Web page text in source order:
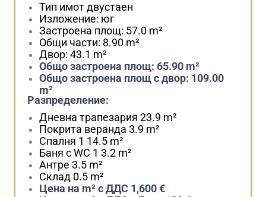
Тип имотдвустаен
Изложение: юг
Застроена площ: 57.0 m²
Общи части: 8.90 m²
Двор: 43.1 m²
Общо застроена площ: 65.90 m²
Общо застроена площ с двор: 109.00
m²
Разпределение:
Дневна трапезария 23.9 m²
Покрита веранда 3.9 m²
Спалня 1 14.5 m²
Баня с WC 1 3.2 m²
Антре 3.5 m²
Склад 0.5 m²
Цена на m² с ДДС 1,600 €